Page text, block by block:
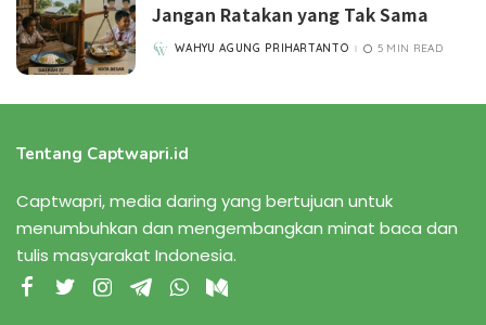
Jangan Ratakan yang Tak Sama
POSTED
WAHYU AGUNG PRIHARTANTO 5 MIN READ
Tentang Captwapri.id
Captwapri, media daring yang bertujuan untuk
menumbuhkan dan mengembangkan minat baca dan
tulis masyarakat Indonesia.